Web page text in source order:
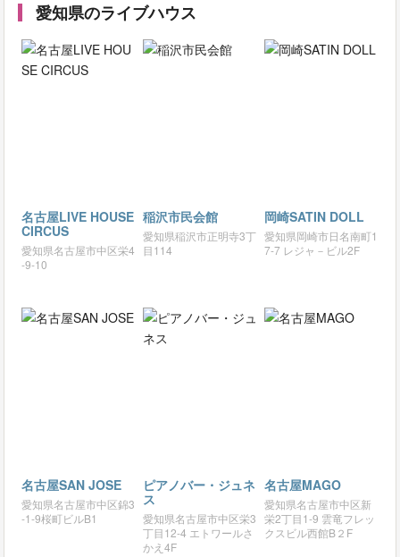
愛知県のライブハウス
名古屋LIVE HOUSE
CIRCUS
愛知県名古屋市中区栄4
-9-10
稲沢市民会館
愛知県稲沢市正明寺3丁
目114
岡崎SATIN DOLL
愛知県岡崎市日名南町1
7-7 レジャ－ビル2F
名古屋SAN JOSE
愛知県名古屋市中区錦3
-1-9桜町ビルB1
ピアノバー・ジュネ
ス
愛知県名古屋市中区栄3
丁目12-4 エトワールさ
かえ4F
名古屋MAGO
愛知県名古屋市中区新
栄2丁目1-9 雲竜フレッ
クスビル西館B２F